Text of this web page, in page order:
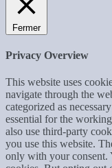
Fermer
Privacy Overview
This website uses
navigate through the
categorized as
essential for the
also use third-party
you use this website.
only with your consent.